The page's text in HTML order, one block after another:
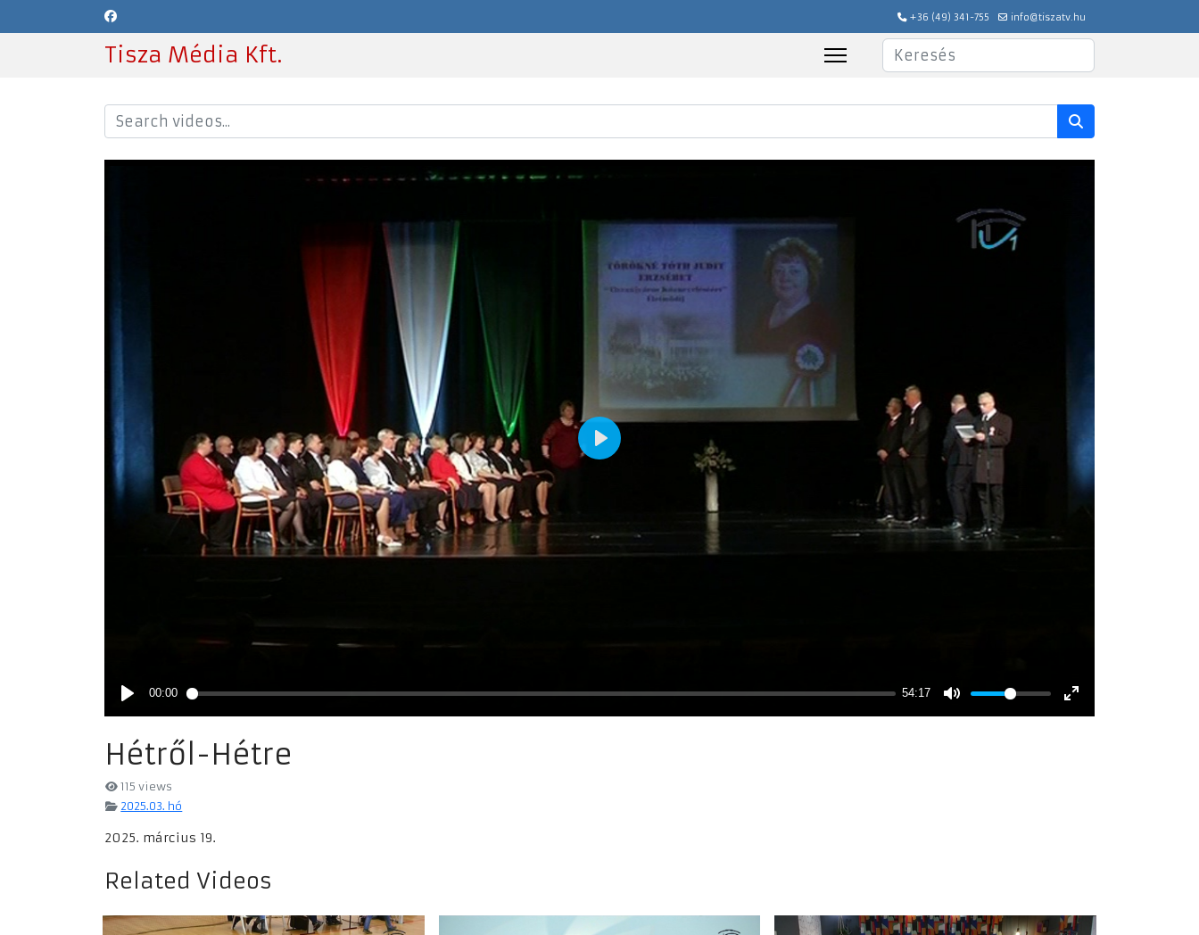
+36 (49) 341-755 info@tiszatv.hu
Tisza Média Kft. Keresés
Hétről-Hétre
115 views
2025.03. hó
2025. március 19.
Related Videos